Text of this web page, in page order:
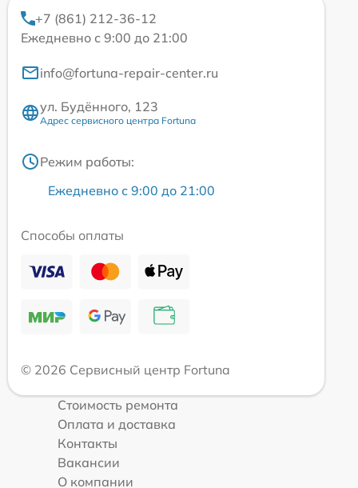
+7 (861) 212-36-12
Ежедневно с 9:00 до 21:00
info@fortuna-repair-center.ru
ул. Будённого, 123
Адрес сервисного центра Fortuna
Режим работы:
Ежедневно с 9:00 до 21:00
Способы оплаты
© 2026 Сервисный центр Fortuna
Стоимость ремонта
Оплата и доставка
Контакты
Вакансии
О компании